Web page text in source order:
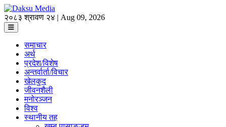
२०८३ श्रावण २४ | Aug 09, 2026
समाचार
अर्थ
प्रदेश/विशेष
अन्तर्वार्ता/विचार
खेलकुद
जीवनशैली
मनोरञ्जन
विश्व
स्थानीय तह